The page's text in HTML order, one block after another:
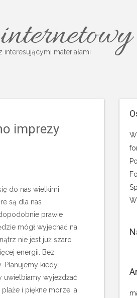
interesującymi materiałami
imprezy
do nas wielkimi
są dla nas
prawie
mógł wyjechać na
nie jest już szaro
energii. Bez
Planujemy kiedy
uwielbiamy wyjeżdżać
i piękne morze, a